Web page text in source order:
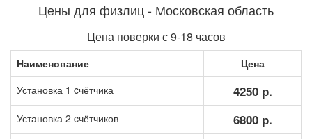
Цены для физлиц - Московская область
Цена поверки с 9-18 часов
Наименование
Цена
Установка 1 cчётчика
4250 р.
Установка 2 cчётчиков 6800 р.